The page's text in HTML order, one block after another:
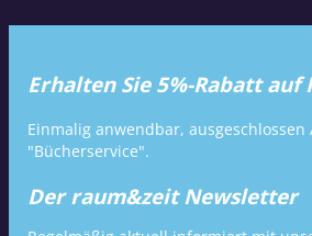
Erhalten Sie 5%-Rabatt
Einmalig anwendbar,
"Bücherservice".
Der raum&zeit Newsletter